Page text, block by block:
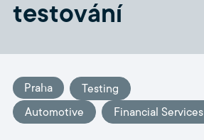
testování
Praha
Testing
Automotive
Financial Services